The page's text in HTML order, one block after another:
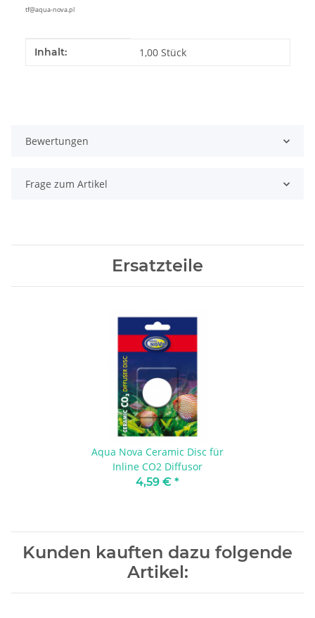
tf@aqua-nova.pl
Produkteigenschaft
Wert
Inhalt: 1,00 Stück
Bewertungen
Frage zum Artikel
Ersatzteile
Aqua Nova Ceramic Disc für
Inline CO2 Diffusor
4,59 € *
Kunden kauften dazu folgende
Artikel: